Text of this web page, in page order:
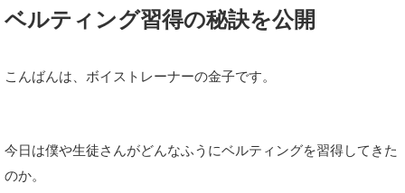
ベルティング習得の秘訣を公開
こんばんは、ボイストレーナーの金子です。
今日は僕や生徒さんがどんなふうにベルティングを習得してきた
のか。